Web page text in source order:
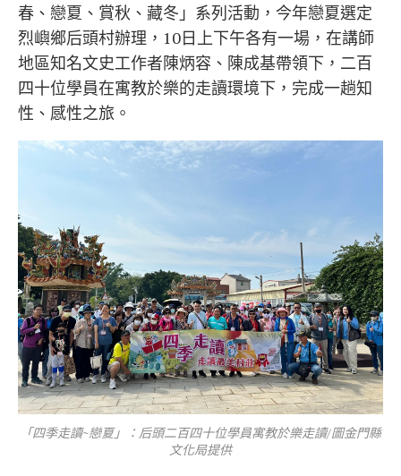
春、戀夏、賞秋、藏冬」系列活動，今年戀夏選定
烈嶼鄉后頭村辦理，10日上下午各有一場，在講師
地區知名文史工作者陳炳容、陳成基帶領下，二百
四十位學員在寓教於樂的走讀環境下，完成一趟知
性、感性之旅。
「四季走讀~戀夏」：后頭二百四十位學員寓教於樂走讀/圖金門縣
文化局提供